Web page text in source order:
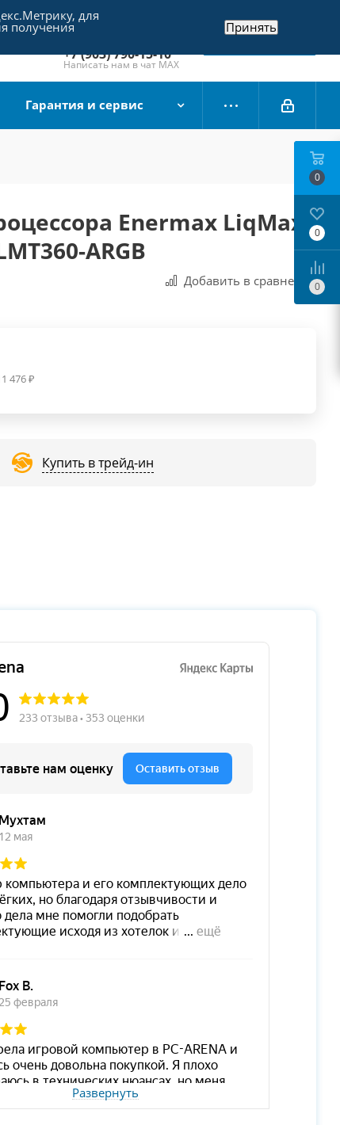
+7 (495) 790-15-10
Отдел продаж
+7 (903) 790-15-10
Написать нам в чат MAX
Заказать звонок
Гарантия и сервис
Enermax LiqMax
ARGB
Добавить в сравнения
476₽
Купить в трейд-ин
Развернуть
0
0
0
для
получения Принять